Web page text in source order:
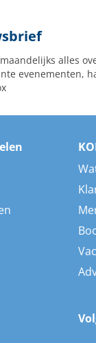
alles
evenementen,